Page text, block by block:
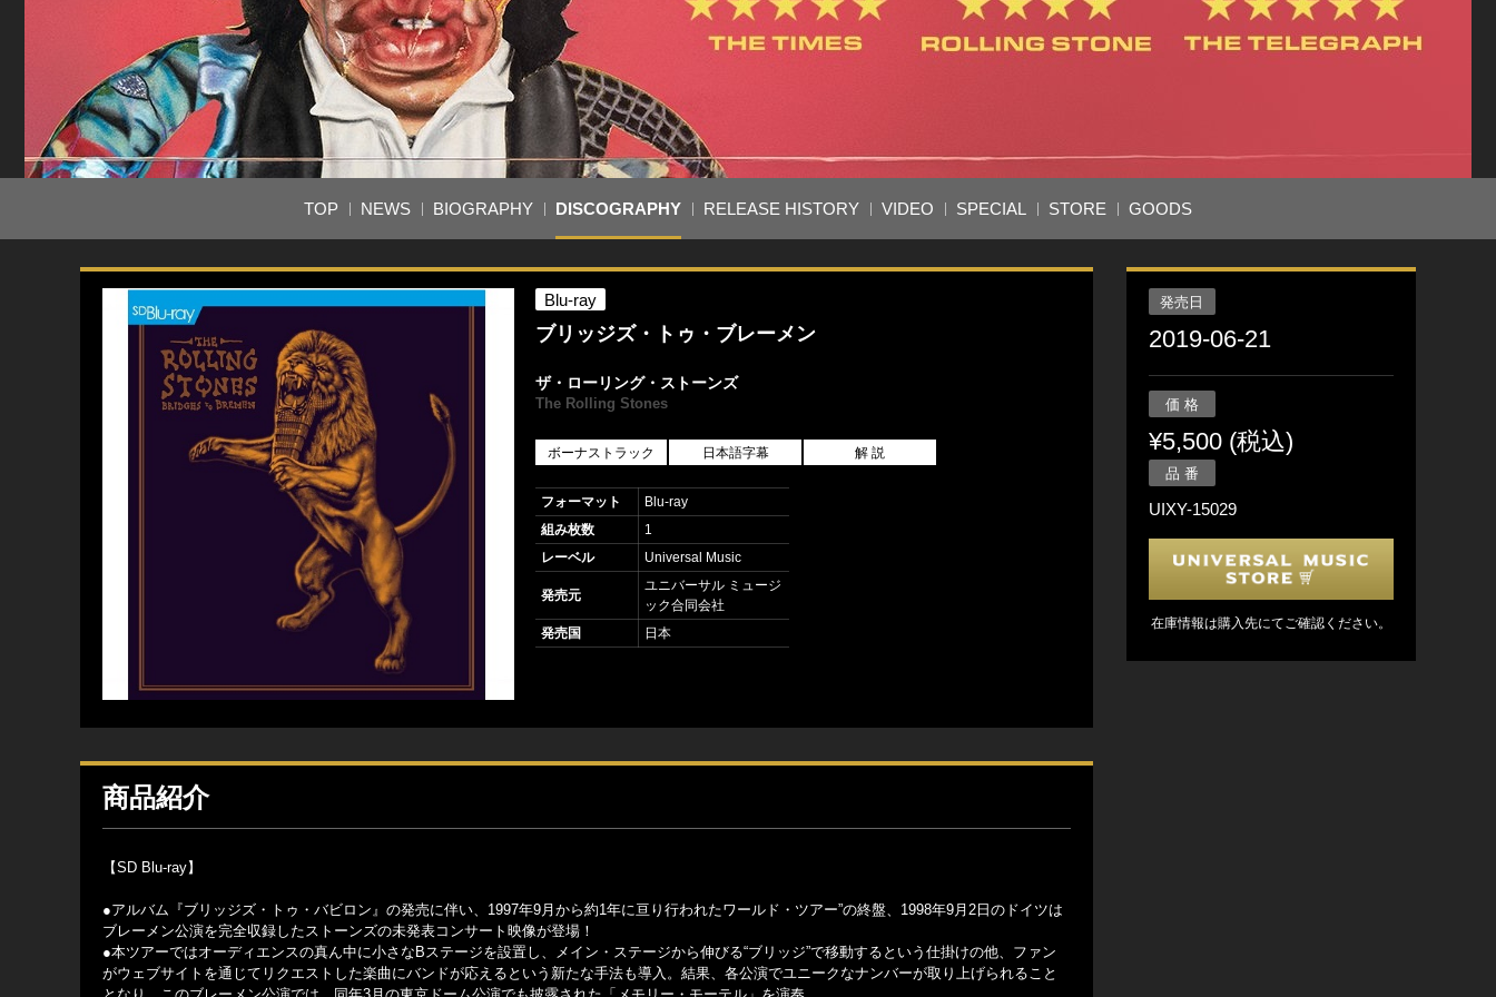
TOP NEWS BIOGRAPHY DISCOGRAPHY RELEASE HISTORY VIDEO SPECIAL STORE GOODS
Blu-ray
ブリッジズ・トゥ・ブレーメン
ザ・ローリング・ストーンズ
The Rolling Stones
ボーナストラック 日本語字幕 解 説
フォーマット
Blu-ray
組み枚数
1
レーベル
Universal Music
発売元
ユニバーサル ミュージ
ック合同会社
発売国
日本
商品紹介
【SD Blu-ray】
●アルバム『ブリッジズ・トゥ・バビロン』の発売に伴い、1997年9月から約1年に亘り行われたワールド・ツアー”の終盤、1998年9月2日のドイツは
ブレーメン公演を完全収録したストーンズの未発表コンサート映像が登場！
●本ツアーではオーディエンスの真ん中に小さなBステージを設置し、メイン・ステージから伸びる“ブリッジ”で移動するという仕掛けの他、ファン
がウェブサイトを通じてリクエストした楽曲にバンドが応えるという新たな手法も導入。結果、各公演でユニークなナンバーが取り上げられること
発売日
2019-06-21
価 格
¥5,500 (税込)
品 番
UIXY-15029
在庫情報は購入先にてご確認ください。